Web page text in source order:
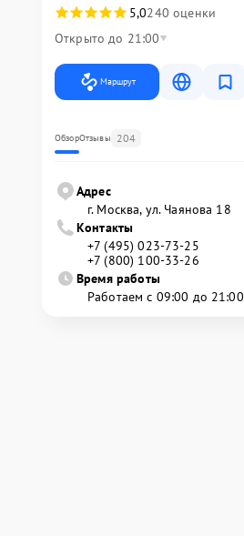
5,0240 оценки
Открыто до 21:00
Маршрут
ОбзорОтзывы 204
Адрес
г. Москва, ул. Чаянова 18
Контакты
+7 (495) 023-73-25
+7 (800) 100-33-26
Время работы
Работаем с 09:00 до 21:00